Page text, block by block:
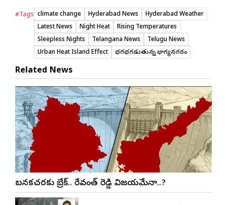
#Tags climate change Hyderabad News
Hyderabad Weather
Latest News
Night Heat
Rising Temperatures
Sleepless Nights
Telangana News
Telugu News
Urban Heat Island Effect
భగభగలాడుతున్న భాగ్యనగరం
Related News
బనకచర్లకు బ్రేక్.. రేవంత్ రెడ్డి విజయమేనా..?